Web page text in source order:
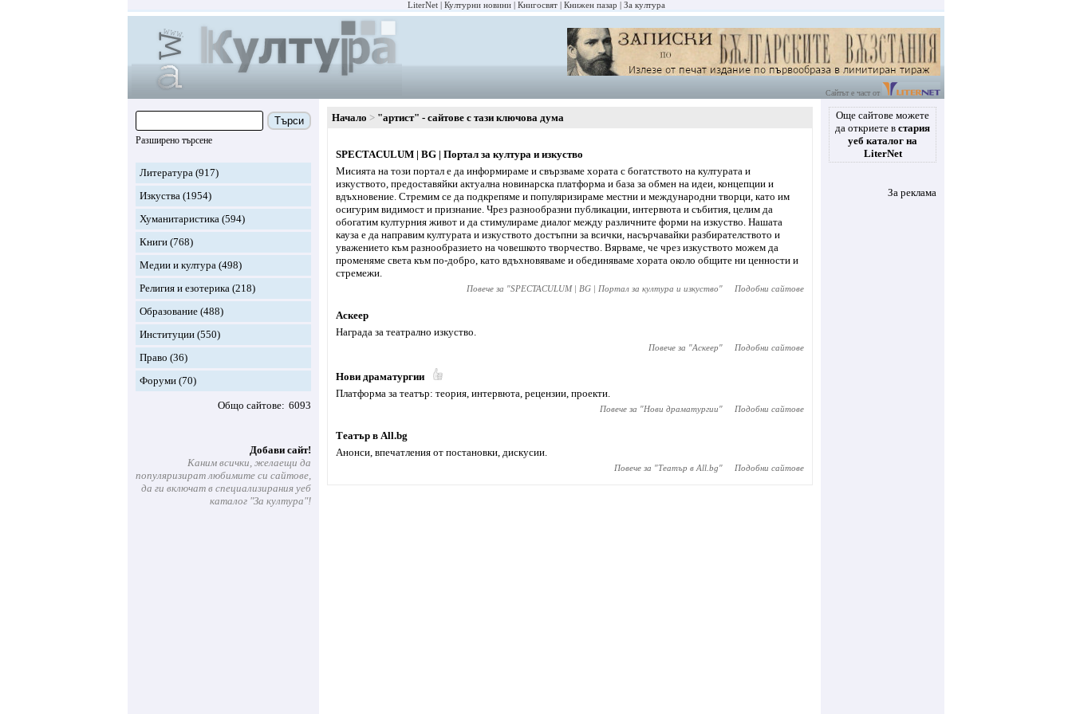
LiterNet Културни новини Книгосвят Книжен пазар За култура
Сайтът е част от
Търси
Разширено търсене
Литература (917)
Изкуства (1954)
Хуманитаристика (594)
Книги (768)
Медии и култура (498)
Религия и езотерика (218)
Образование (488)
Институции (550)
Право (36)
Форуми (70)
Общо сайтове 6093
Добави сайт!
Каним всички, желаещи да
популяризират любимите си сайтове,
да ги включат в специализирания уеб
каталог "За култура"!
Начало "артист" - сайтове с тази ключова дума
SPECTACULUM | BG | Портал за култура и изкуство
Мисията на този портал е да информираме и свързваме хората с богатството на културата и
изкуството, предоставяйки актуална новинарска платформа и база за обмен на идеи, концепции и
вдъхновение. Стремим се да подкрепяме и популяризираме местни и международни творци, като им
осигурим видимост и признание. Чрез разнообразни публикации, интервюта и събития, целим да
обогатим културния живот и да стимулираме диалог между различните форми на изкуство. Нашата
кауза е да направим културата и изкуството достъпни за всички, насърчавайки разбирателството и
уважението към разнообразието на човешкото творчество. Вярваме, че чрез изкуството можем да
променяме света към по-добро, като вдъхновяваме и обединяваме хората около общите ни ценности и
стремежи.
Повече за "SPECTACULUM | BG | Портал за култура и изкуство" Подобни сайтове
Аскеер
Награда за театрално изкуство.
Повече за "Аскеер" Подобни сайтове
Нови драматургии
Платформа за театър: теория, интервюта, рецензии, проекти.
Повече за "Нови драматургии" Подобни сайтове
Театър в All.bg
Анонси, впечатления от постановки, дискусии.
Повече за "Театър в All.bg" Подобни сайтове
Още сайтове можете
да откриете в стария
уеб каталог на
LiterNet
За реклама